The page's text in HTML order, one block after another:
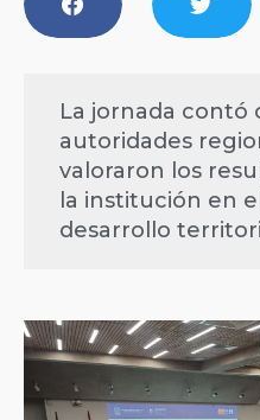
La jornada contó
autoridades
valoraron los
la institución en
desarrollo